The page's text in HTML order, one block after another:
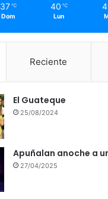
37 ℃
Dom
40 ℃
Lun
Reciente
El Guateque
25/08/2024
Apuñalan anoche a
27/04/2025